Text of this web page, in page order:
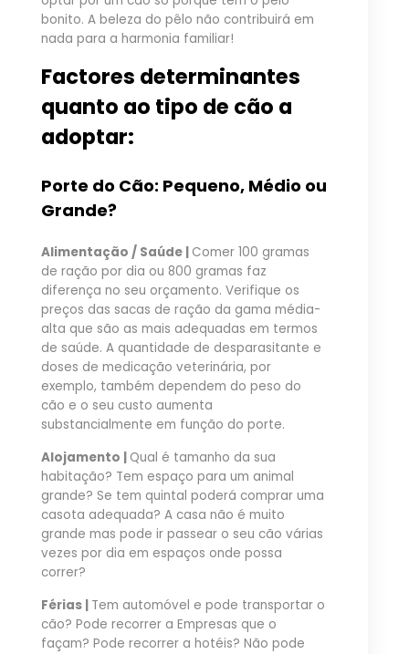
bonito. A beleza do pêlo não contribuirá em
nada para a harmonia familiar!
Factores determinantes
quanto ao tipo de cão a
adoptar:
Porte do Cão: Pequeno, Médio ou
Grande?
Alimentação / Saúde | Comer 100 gramas
de ração por dia ou 800 gramas faz
diferença no seu orçamento. Verifique os
preços das sacas de ração da gama média-
alta que são as mais adequadas em termos
de saúde. A quantidade de desparasitante e
doses de medicação veterinária, por
exemplo, também dependem do peso do
cão e o seu custo aumenta
substancialmente em função do porte.
Alojamento | Qual é tamanho da sua
habitação? Tem espaço para um animal
grande? Se tem quintal poderá comprar uma
casota adequada? A casa não é muito
grande mas pode ir passear o seu cão várias
vezes por dia em espaços onde possa
correr?
Férias | Tem automóvel e pode transportar o
cão? Pode recorrer a Empresas que o
façam? Pode recorrer a hotéis? Não pode